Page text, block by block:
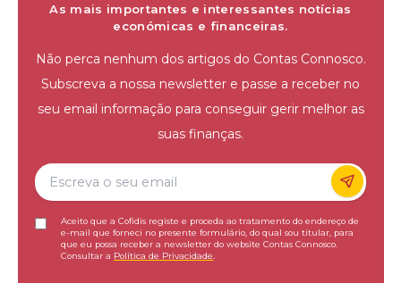
As mais importantes e interessantes notícias
económicas e financeiras.
Não perca nenhum dos artigos do Contas Connosco.
Subscreva a nossa newsletter e passe a receber no
seu email informação para conseguir gerir melhor as
suas finanças.
Aceito que a Cofidis registe e proceda ao tratamento do endereço de
e-mail que forneci no presente formulário, do qual sou titular, para
que eu possa receber a newsletter do website Contas Connosco.
Consultar a Política de Privacidade